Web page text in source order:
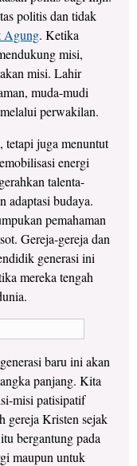
politis dan tidak
Agung. Ketika
misi,
misi. Lahir
muda-mudi
perwakilan.
tetapi juga menuntut
energi
talenta-
adaptasi budaya.
pemahaman
Gereja-gereja dan
generasi ini
mereka tengah
baru ini akan
panjang. Kita
misi patisipatif
gereja Kristen sejak
bergantung pada
maupun untuk